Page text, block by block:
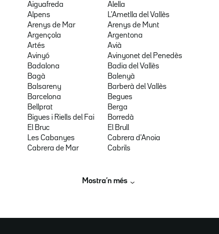
Aiguafreda
Alella
Alpens
L'Ametlla del Vallès
Arenys de Mar
Arenys de Munt
Argençola
Argentona
Artés
Avià
Avinyó
Avinyonet del Penedès
Badalona
Badia del Vallès
Bagà
Balenyà
Balsareny
Barberà del Vallès
Barcelona
Begues
Bellprat
Berga
Bigues i Riells del Fai
Borredà
El Bruc
El Brull
Les Cabanyes
Cabrera d'Anoia
Cabrera de Mar
Cabrils
Mostra’n més